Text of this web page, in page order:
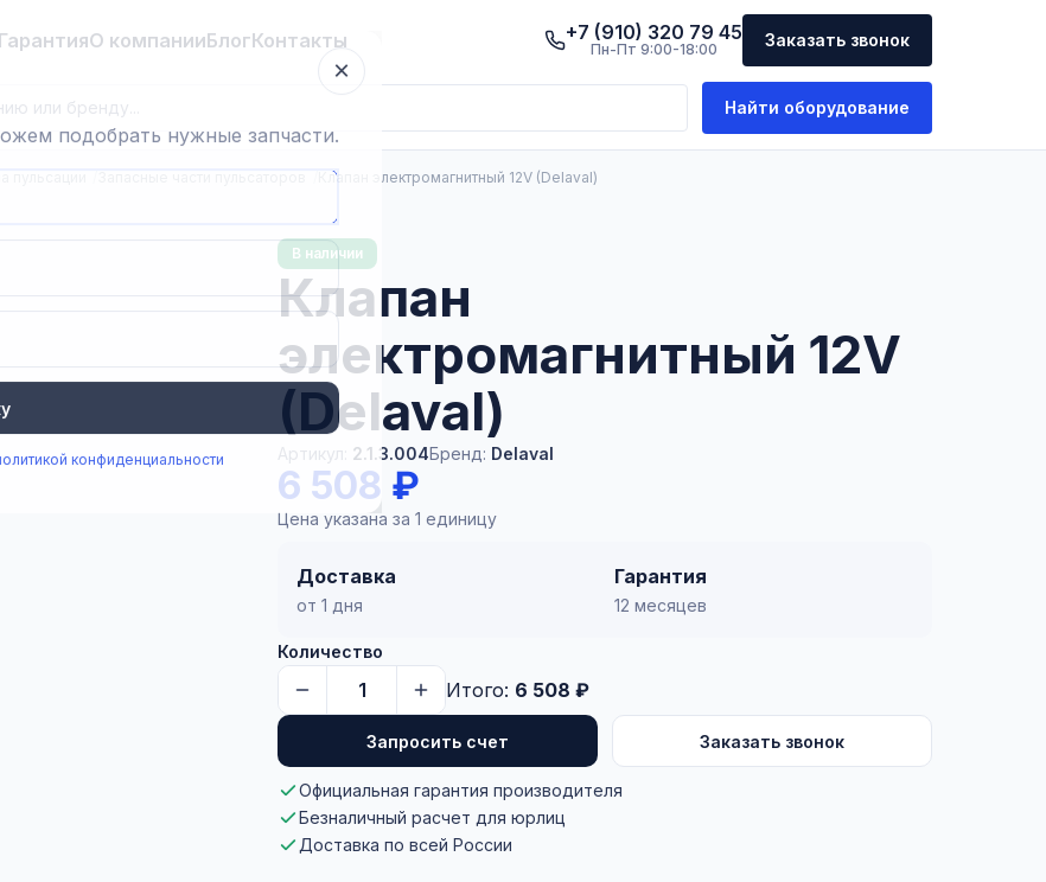
ГарантияО компанииБлогКонтакты +7 (910) 320 79 45
Пн-Пт 9:00-18:00 Заказать звонок
Найти оборудование
Клапан электромагнитный 12V (Delaval)
В наличии
Клапан
электромагнитный 12V
(Delaval)
Артикул: 2.1.3.004Бренд: Delaval
6 508 ₽
Цена указана за 1 единицу
Доставка
от 1 дня
Гарантия
12 месяцев
Количество
Итого: 6 508 ₽
Запросить счет Заказать звонок
Официальная гарантия производителя
Безналичный расчет для юрлиц
Доставка по всей России
×
подобрать нужные запчасти.
конфиденциальности